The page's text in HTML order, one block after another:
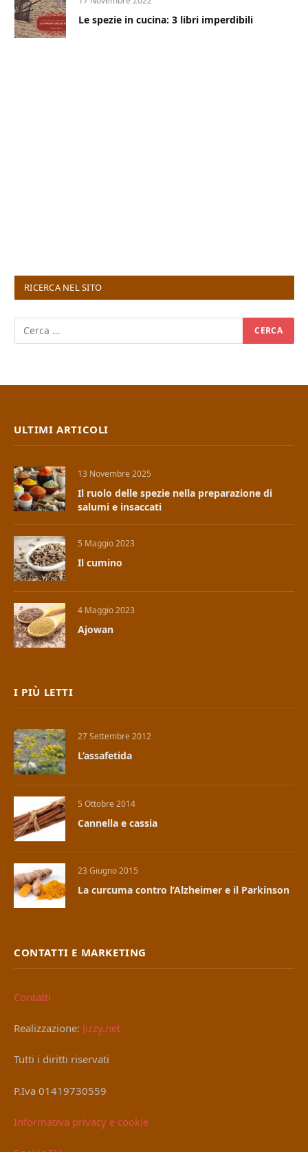
Le spezie in cucina: 3 libri imperdibili
RICERCA NEL SITO
ULTIMI ARTICOLI
13 Novembre 2025
Il ruolo delle spezie nella preparazione di
salumi e insaccati
5 Maggio 2023
Il cumino
4 Maggio 2023
Ajowan
I PIÙ LETTI
27 Settembre 2012
L’assafetida
5 Ottobre 2014
Cannella e cassia
23 Giugno 2015
La curcuma contro l’Alzheimer e il Parkinson
CONTATTI E MARKETING
Contatti
Realizzazione: Jizzy.net
Tutti i diritti riservati
P.Iva 01419730559
Informativa privacy e cookie